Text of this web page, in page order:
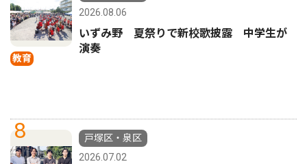
教育
2026.08.06
いずみ野 夏祭りで新校歌披露 中学生が
演奏
8
戸塚区・泉区
2026.07.02